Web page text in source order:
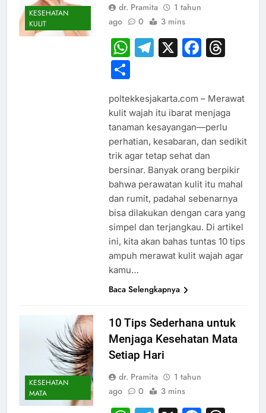
KESEHATAN
KULIT
dr. Pramita
1 tahun
ago
0 3 mins
WhatsApp
Telegram
X
Share
poltekkesjakarta.com – Merawat
kulit wajah itu ibarat menjaga
tanaman kesayangan—perlu
perhatian, kesabaran, dan sedikit
trik agar tetap sehat dan
bersinar. Banyak orang berpikir
bahwa perawatan kulit itu mahal
dan rumit, padahal sebenarnya
bisa dilakukan dengan cara yang
simpel dan terjangkau. Di artikel
ini, kita akan bahas tuntas 10 tips
ampuh merawat kulit wajah agar
kamu…
Baca Selengkapnya
KESEHATAN
MATA
10 Tips Sederhana untuk
Menjaga Kesehatan Mata
Setiap Hari
dr. Pramita
1 tahun
ago
0 3 mins